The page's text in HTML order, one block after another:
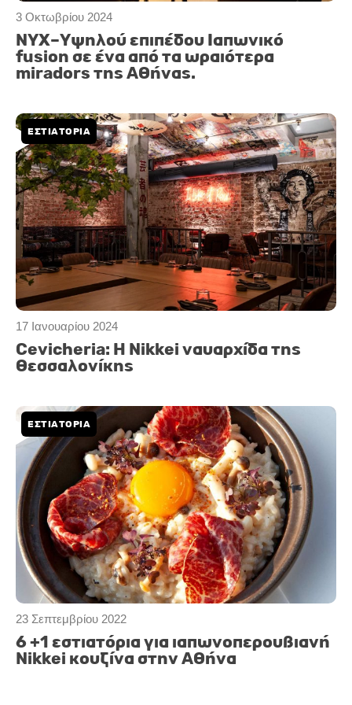
3 Οκτωβρίου 2024
ΝΥΧ–Υψηλού επιπέδου Ιαπωνικό
fusion σε ένα από τα ωραιότερα
miradors της Αθήνας.
17 Ιανουαρίου 2024
ΕΣΤΙΑΤΟΡΙΑ
Cevicheria: H Nikkei ναυαρχίδα της
Θεσσαλονίκης
23 Σεπτεμβρίου 2022
ΕΣΤΙΑΤΟΡΙΑ
6 +1 εστιατόρια για ιαπωνοπερουβιανή
Nikkei κουζίνα στην Αθήνα